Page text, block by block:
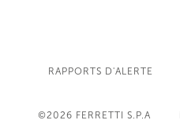
RAPPORTS D'ALERTE
©2026 FERRETTI S.P.A